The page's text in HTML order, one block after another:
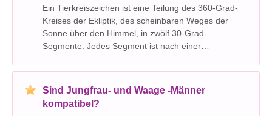
Ein Tierkreiszeichen ist eine Teilung des 360-Grad-
Kreises der Ekliptik, des scheinbaren Weges der
Sonne über den Himmel, in zwölf 30-Grad-
Segmente. Jedes Segment ist nach einer
Zeit durchlaufen scheint. Hier ist eine
Sind Jungfrau- und Waage -Männer
kompatibel?